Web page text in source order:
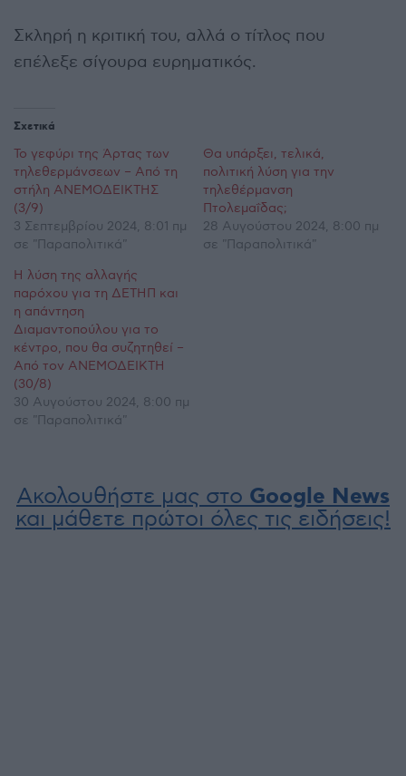
Σκληρή η κριτική του, αλλά ο τίτλος που
επέλεξε σίγουρα ευρηματικός.
Σχετικά
Το γεφύρι της Άρτας των
τηλεθερμάνσεων – Από τη
στήλη ΑΝΕΜΟΔΕΙΚΤΗΣ
(3/9)
3 Σεπτεμβρίου 2024, 8:01 πμ
σε "Παραπολιτικά"
Θα υπάρξει, τελικά,
πολιτική λύση για την
τηλεθέρμανση
Πτολεμαΐδας;
28 Αυγούστου 2024, 8:00 πμ
σε "Παραπολιτικά"
Η λύση της αλλαγής
παρόχου για τη ΔΕΤΗΠ και
η απάντηση
Διαμαντοπούλου για το
κέντρο, που θα συζητηθεί –
Από τον ΑΝΕΜΟΔΕΙΚΤΗ
(30/8)
30 Αυγούστου 2024, 8:00 πμ
σε "Παραπολιτικά"
Ακολουθήστε μας στο Google News
και μάθετε πρώτοι όλες τις ειδήσεις!